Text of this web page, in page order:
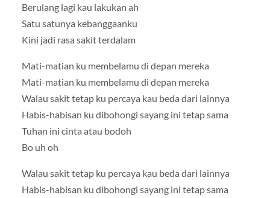
Berulang lagi kau lakukan ah
Satu satunya kebanggaanku
Kini jadi rasa sakit terdalam
Mati-matian ku membelamu di depan mereka
Mati-matian ku membelamu di depan mereka
Walau sakit tetap ku percaya kau beda dari lainnya
Habis-habisan ku dibohongi sayang ini tetap sama
Tuhan ini cinta atau bodoh
Bo uh oh
Walau sakit tetap ku percaya kau beda dari lainnya
Habis-habisan ku dibohongi sayang ini tetap sama